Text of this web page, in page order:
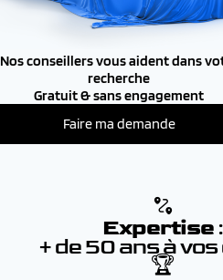
Nos conseillers vous aident dans
recherche
Gratuit & sans engagement
Faire ma demande
Expertise :
+ de 50 ans à
🏆